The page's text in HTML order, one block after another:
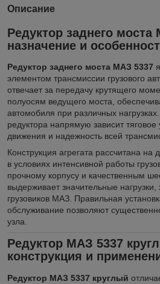
Описание
Редуктор заднего
назначение и
Редуктор заднего моста МАЗ 5337
элементом трансмиссии грузового
отвечает за передачу крутящего
полуосям ведущего моста,
автомобиля при различных
редуктора напрямую зависит тяговое
движения и надежность всей
Конструкция агрегата рассчитана на
в условиях интенсивной работы
прочному корпусу и качественным
выдерживает значительные
грузовиков МАЗ. Правильная
обслуживание позволяют
узла.
Редуктор МАЗ 5337
конструкция и
Редуктор МАЗ 5337 круглый